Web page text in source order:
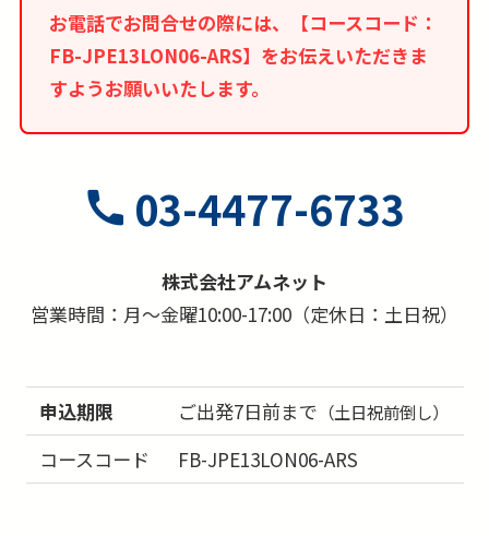
■2名様1室ご利用が基本プランとなります。この
場合ベッドが2つの「ツインルーム」もしくは大
型ベッド1台の「ダブルルーム」のどちらかのご
ますが、簡易ベッドの事前確約も出来ません。
■1名参加及び1名1室利用の場合、1人部屋追加代
■お部屋はシャワーオンリーのお部屋になる場合
が多く、バスタブ付きのお部屋の事前確約は出来
■本コースはインターネット限定商品のため、紙
媒体等のツアーパンフレットはございません。
■行き、もしくは帰りに乗継都市「ドバイ」での
途中降機も可能です。詳しくはお問合せ下さい。
お電話でお問合せの際には、【コースコード：
FB-JPE13LON06-ARS】をお伝えいただきま
すようお願いいたします。
03-4477-6733
株式会社アムネット
営業時間：月～金曜10:00-17:00（定休日：土日祝）
申込期限 ご出発7日前まで （土日祝前倒し）
コースコード FB-JPE13LON06-ARS